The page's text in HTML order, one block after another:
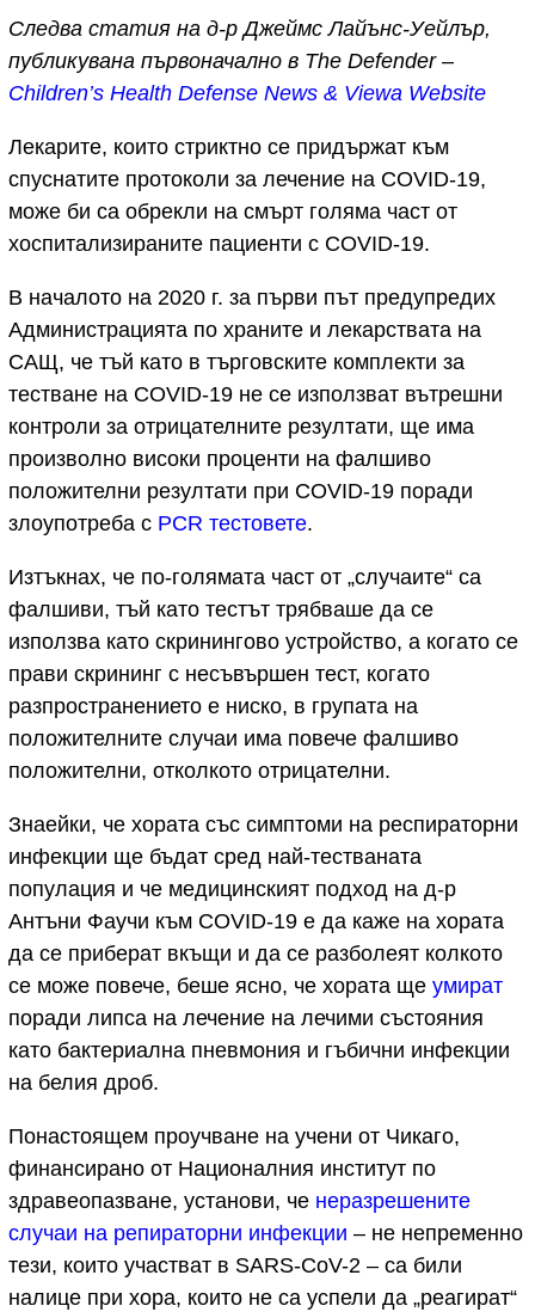
Следва статия на д-р Джеймс Лайънс-Уейлър,
публикувана първоначално в The Defender –
Children’s Health Defense News & Viewa Website
Лекарите, които стриктно се придържат към
спуснатите протоколи за лечение на COVID-19,
може би са обрекли на смърт голяма част от
хоспитализираните пациенти с COVID-19.
В началото на 2020 г. за първи път предупредих
Администрацията по храните и лекарствата на
САЩ, че тъй като в търговските комплекти за
тестване на COVID-19 не се използват вътрешни
контроли за отрицателните резултати, ще има
произволно високи проценти на фалшиво
положителни резултати при COVID-19 поради
злоупотреба с PCR тестовете.
Изтъкнах, че по-голямата част от „случаите“ са
фалшиви, тъй като тестът трябваше да се
използва като скринингово устройство, а когато се
прави скрининг с несъвършен тест, когато
разпространението е ниско, в групата на
положителните случаи има повече фалшиво
положителни, отколкото отрицателни.
Знаейки, че хората със симптоми на респираторни
инфекции ще бъдат сред най-тестваната
популация и че медицинският подход на д-р
Антъни Фаучи към COVID-19 е да каже на хората
да се приберат вкъщи и да се разболеят колкото
се може повече, беше ясно, че хората ще умират
поради липса на лечение на лечими състояния
като бактериална пневмония и гъбични инфекции
на белия дроб.
Понастоящем проучване на учени от Чикаго,
финансирано от Националния институт по
здравеопазване, установи, че неразрешените
случаи на репираторни инфекции – не непременно
тези, които участват в SARS-CoV-2 – са били
налице при хора, които не са успели да „реагират“